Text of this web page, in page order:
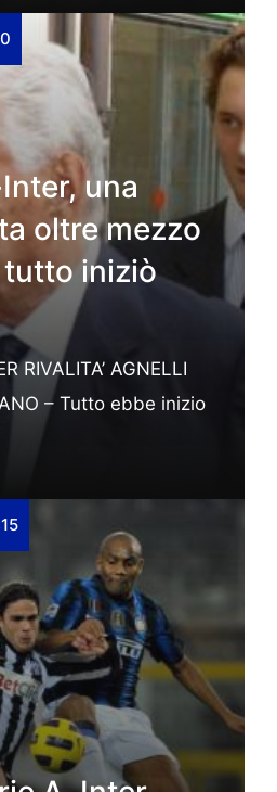
una
oltre mezzo
iniziò
RIVALITA’ AGNELLI
– Tutto ebbe inizio